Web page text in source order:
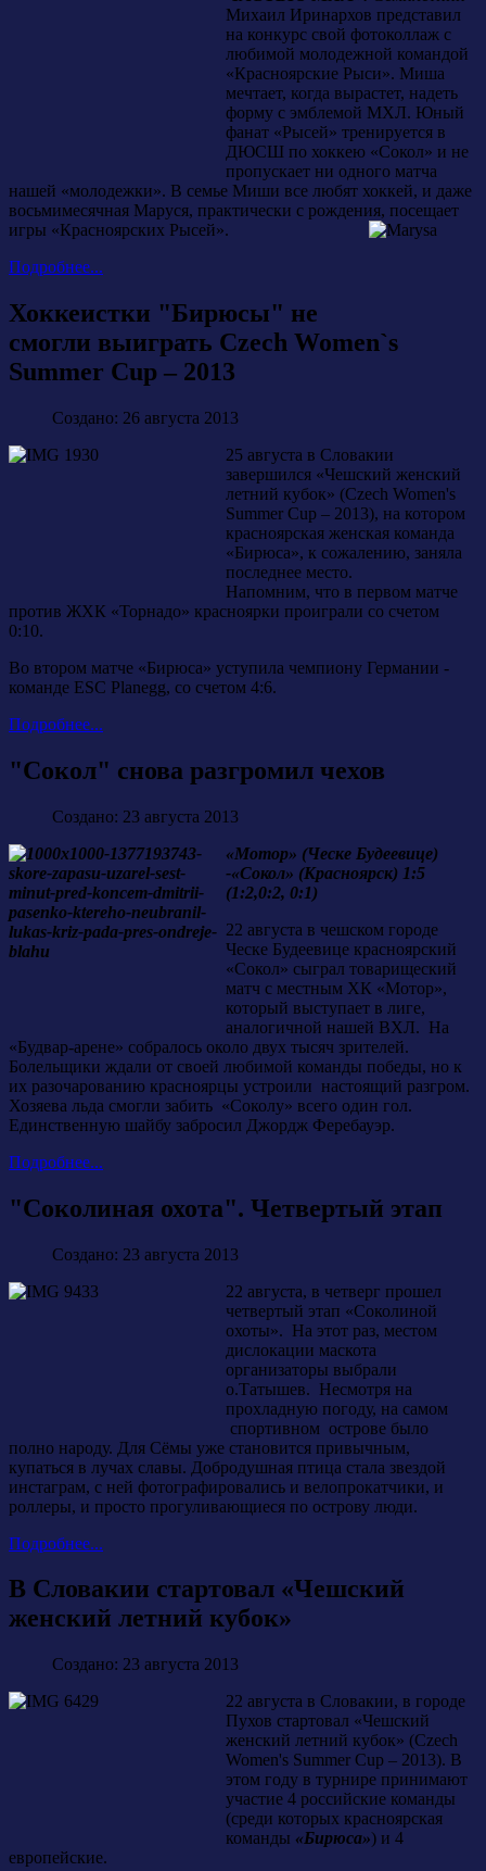
Михаил Иринархов представил
на конкурс свой фотоколлаж с
любимой молодежной командой
«Красноярские Рыси». Миша
мечтает, когда вырастет, надеть
форму с эмблемой МХЛ. Юный
фанат «Рысей» тренируется в
ДЮСШ по хоккею «Сокол» и не
пропускает ни одного матча
нашей «молодежки». В семье Миши все любят хоккей, и даже
восьмимесячная Маруся, практически с рождения, посещает
игры «Красноярских Рысей».
Подробнее...
Хоккеистки "Бирюсы" не
смогли выиграть Czech Women`s
Summer Cup – 2013
Создано: 26 августа 2013
25 августа в Словакии
завершился «Чешский женский
летний кубок» (Czech Women's
Summer Cup – 2013), на котором
красноярская женская команда
«Бирюса», к сожалению, заняла
последнее место.
Напомним, что в первом матче
против ЖХК «Торнадо» красноярки проиграли со счетом
0:10.
Во втором матче «Бирюса» уступила чемпиону Германии -
команде ESC Planegg, со счетом 4:6.
Подробнее...
"Сокол" снова разгромил чехов
Создано: 23 августа 2013
«Мотор» (Ческе Будеевице)
-«Сокол» (Красноярск) 1:5
(1:2,0:2, 0:1)
22 августа в чешском городе
Ческе Будеевице красноярский
«Сокол» сыграл товарищеский
матч с местным ХК «Мотор»,
который выступает в лиге,
аналогичной нашей ВХЛ. На
«Будвар-арене» собралось около двух тысяч зрителей.
Болельщики ждали от своей любимой команды победы, но к
их разочарованию красноярцы устроили настоящий разгром.
Хозяева льда смогли забить «Соколу» всего один гол.
Единственную шайбу забросил Джордж Феребауэр.
Подробнее...
"Соколиная охота". Четвертый этап
Создано: 23 августа 2013
22 августа, в четверг прошел
четвертый этап «Соколиной
охоты». На этот раз, местом
дислокации маскота
организаторы выбрали
о.Татышев. Несмотря на
прохладную погоду, на самом
спортивном острове было
полно народу. Для Сёмы уже становится привычным,
купаться в лучах славы. Добродушная птица стала звездой
инстаграм, с ней фотографировались и велопрокатчики, и
роллеры, и просто прогуливающиеся по острову люди.
Подробнее...
В Словакии стартовал «Чешский
женский летний кубок»
Создано: 23 августа 2013
22 августа в Словакии, в городе
Пухов стартовал «Чешский
женский летний кубок» (Czech
Women's Summer Cup – 2013). В
этом году в турнире принимают
участие 4 российские команды
(среди которых красноярская
команды «Бирюса») и 4
европейские.